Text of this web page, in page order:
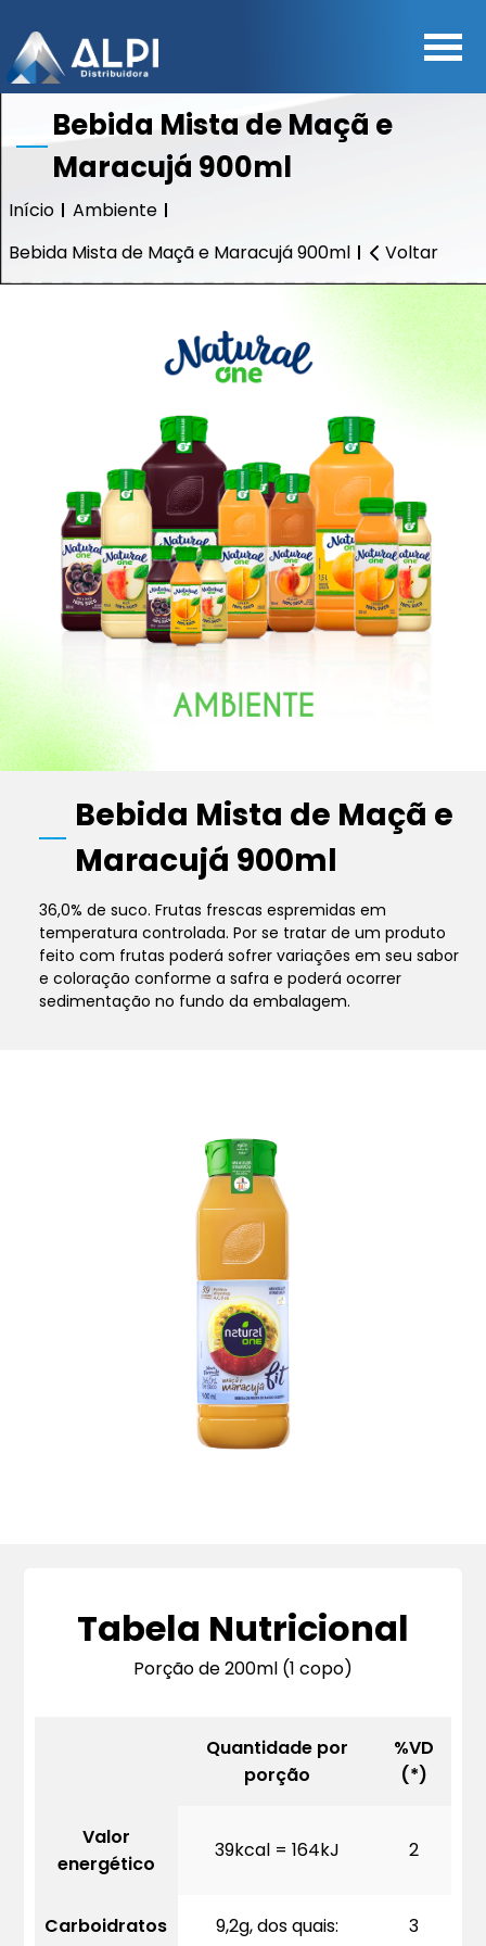
Bebida Mista de Maçã e
Maracujá 900ml
Início
Ambiente
Bebida Mista de Maçã e Maracujá 900ml
Voltar
Bebida Mista de Maçã e
Maracujá 900ml
36,0% de suco. Frutas frescas espremidas em
temperatura controlada. Por se tratar de um produto
feito com frutas poderá sofrer variações em seu sabor
e coloração conforme a safra e poderá ocorrer
sedimentação no fundo da embalagem.
Tabela Nutricional
Porção de 200ml (1 copo)
Quantidade por
porção
%VD
(*)
Valor
energético
39kcal = 164kJ 2
Carboidratos 9,2g, dos quais: 3